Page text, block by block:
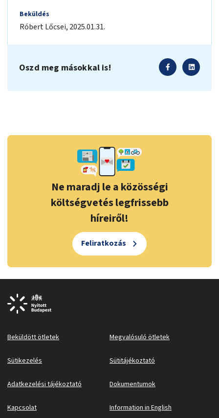
Beküldés
RóbertLőcsei, 2025.01.31.
Oszd meg másokkal is!
Ne maradj le a közösségi
költségvetés legfrissebb
híreiről!
Feliratkozás
Beküldött ötletek Megvalósuló ötletek
Sütikezelés Sütitájékoztató
Adatkezelési tájékoztató Dokumentumok
Kapcsolat Information in English